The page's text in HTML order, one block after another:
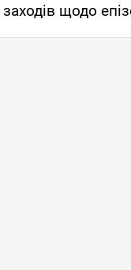
щодо